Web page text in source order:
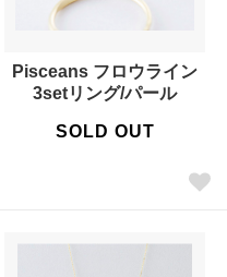
Pisceans フロウライン
3setリング/パール
SOLD OUT